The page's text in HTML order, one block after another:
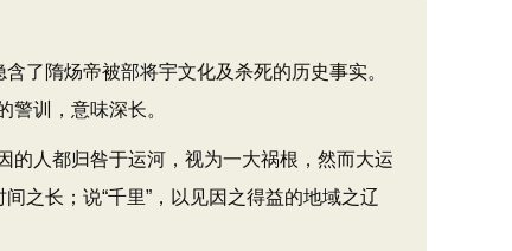
了隋炀帝被部将宇文化及杀死的历史事实。
训，意味深长。
人都归咎于运河，视为一大祸根，然而大运
之长；说“千里”，以见因之得益的地域之辽